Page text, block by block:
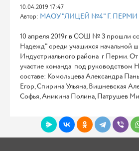
10.04.2019 17:47
Автор: МАОУ "ЛИЦЕЙ №4" Г. ПЕРМИ
10 апреля 2019г в СОШ № 3 прошли
Надежд" среди учащихся начальной
Индустриального района г Перми.
участие команда под
составе: Комольцева Александра
Егор, Спирина Ульяна, Вишневская
Софья, Аникина Полина, Патрушев